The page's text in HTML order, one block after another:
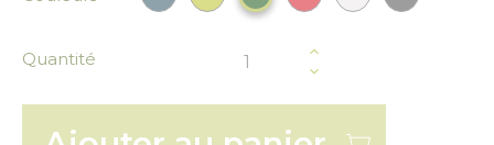
Quantité